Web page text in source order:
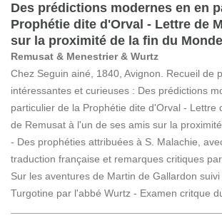
Des prédictions modernes en en
Prophétie dite d'Orval - Lettre de
sur la proximité de la fin du
Remusat & Menestrier & Wurtz
Chez Seguin ainé, 1840, Avignon. Recueil de
intéressantes et curieuses : Des prédictions
particulier de la Prophétie dite d'Orval - Lettre
de Remusat à l'un de ses amis sur la
- Des prophéties attribuées à S. Malachie,
traduction française et remarques critiques
Sur les aventures de Martin de Gallardon
Turgotine par l'abbé Wurtz - Examen critque